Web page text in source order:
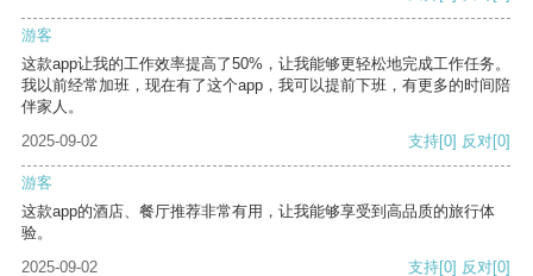
游客
这款app让我的工作效率提高了50%，让我能够更轻松地完成工作任务。
我以前经常加班，现在有了这个app，我可以提前下班，有更多的时间陪
伴家人。
2025-09-02
支持[0] 反对[0]
游客
这款app的酒店、餐厅推荐非常有用，让我能够享受到高品质的旅行体
验。
2025-09-02
支持[0] 反对[0]